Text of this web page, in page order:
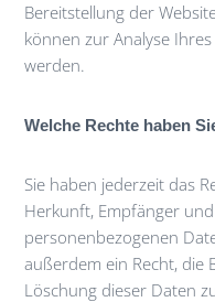
Bereitstellung der
können zur Analyse
werden.
Welche Rechte haben
Sie haben jederzeit das
Herkunft, Empfänger
personenbezogenen
außerdem ein Recht, die
Löschung dieser Daten